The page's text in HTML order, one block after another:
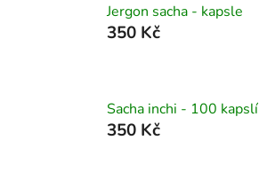
Jergon sacha - kapsle
350 Kč
Sacha inchi - 100 kapslí
350 Kč